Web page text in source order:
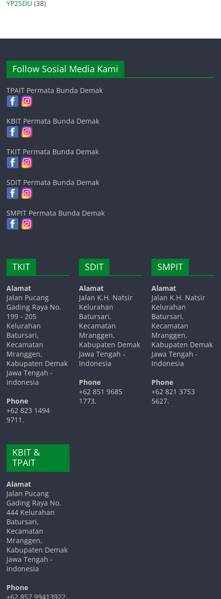
YP2SDU (38)
Follow Sosial Media Kami
TPAIT Permata Bunda Demak
KBIT Permata Bunda Demak
TKIT Permata Bunda Demak
SDIT Permata Bunda Demak
SMPIT Permata Bunda Demak
TKIT
Alamat
Jalan Pucang
Gading Raya No.
199 - 205
Kelurahan
Batursari,
Kecamatan
Mranggen,
Kabupaten Demak
Jawa Tengah -
Indonesia
Phone
+62 823 1494
9711.
KBIT &
TPAIT
Alamat
Jalan Pucang
Gading Raya No.
444 Kelurahan
Batursari,
Kecamatan
Mranggen,
Kabupaten Demak
Jawa Tengah -
Indonesia
Phone
+62 857 99413922.
SDIT
Alamat
Jalan K.H. Natsir
Kelurahan
Batursari,
Kecamatan
Mranggen,
Kabupaten Demak
Jawa Tengah -
Indonesia
Phone
+62 851 9685
1773.
SMPIT
Alamat
Jalan K.H. Natsir
Kelurahan
Batursari,
Kecamatan
Mranggen,
Kabupaten Demak
Jawa Tengah -
Indonesia
Phone
+62 821 3753
5627.